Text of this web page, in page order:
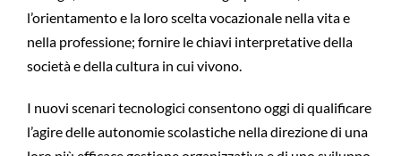
l’orientamento e la loro scelta vocazionale nella vita e
nella professione; fornire le chiavi interpretative della
società e della cultura in cui vivono.
I nuovi scenari tecnologici consentono oggi di qualificare
l’agire delle autonomie scolastiche nella direzione di una